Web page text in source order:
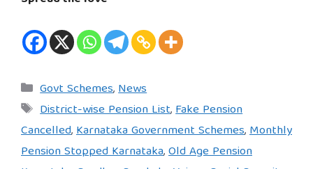
Categories
Govt Schemes,News
Tags
District-wise Pension List,Fake Pension
Cancelled,Karnataka Government Schemes,Monthly
Pension Stopped Karnataka,Old Age Pension